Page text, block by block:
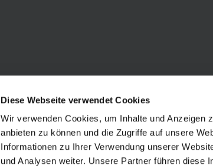
Diese Webseite verwendet Cookies
Wir verwenden Cookies, um Inhalte und Anzeigen
anbieten zu können und die Zugriffe auf unsere
Informationen zu Ihrer Verwendung unserer
und Analysen weiter. Unsere Partner führen diese